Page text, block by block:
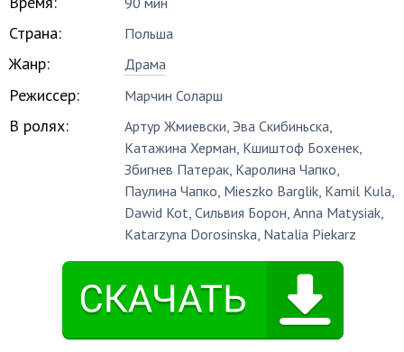
Страна: Польша
Жанр: Драма
Режиссер: Марчин Соларш
В ролях: Артур Жмиевски,Эва Скибиньска,
Катажина Херман, Кшиштоф Бохенек,
Збигнев Патерак, Каролина Чапко,
Паулина Чапко, Mieszko Barglik, Kamil Kula,
Dawid Kot,Сильвия Борон,Anna Matysiak,
Katarzyna Dorosinska, Natalia Piekarz